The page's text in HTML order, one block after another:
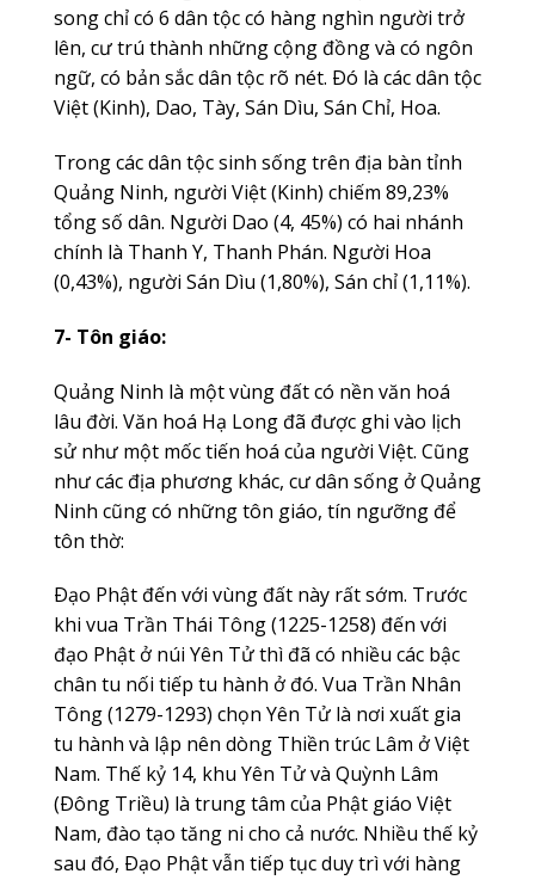
song chỉ có 6 dân tộc có hàng nghìn người trở
lên, cư trú thành những cộng đồng và có ngôn
ngữ, có bản sắc dân tộc rõ nét. Ðó là các dân tộc
Việt (Kinh), Dao, Tày, Sán Dìu, Sán Chỉ, Hoa.
Trong các dân tộc sinh sống trên địa bàn tỉnh
Quảng Ninh, người Việt (Kinh) chiếm 89,23%
tổng số dân. Người Dao (4, 45%) có hai nhánh
chính là Thanh Y, Thanh Phán. Người Hoa
(0,43%), người Sán Dìu (1,80%), Sán chỉ (1,11%).
7- Tôn giáo:
Quảng Ninh là một vùng đất có nền văn hoá
lâu đời. Văn hoá Hạ Long đã được ghi vào lịch
sử như một mốc tiến hoá của người Việt. Cũng
như các địa phương khác, cư dân sống ở Quảng
Ninh cũng có những tôn giáo, tín ngưỡng để
tôn thờ:
Ðạo Phật đến với vùng đất này rất sớm. Trước
khi vua Trần Thái Tông (1225-1258) đến với
đạo Phật ở núi Yên Tử thì đã có nhiều các bậc
chân tu nối tiếp tu hành ở đó. Vua Trần Nhân
Tông (1279-1293) chọn Yên Tử là nơi xuất gia
tu hành và lập nên dòng Thiền trúc Lâm ở Việt
Nam. Thế kỷ 14, khu Yên Tử và Quỳnh Lâm
(Ðông Triều) là trung tâm của Phật giáo Việt
Nam, đào tạo tăng ni cho cả nước. Nhiều thế kỷ
sau đó, Ðạo Phật vẫn tiếp tục duy trì với hàng